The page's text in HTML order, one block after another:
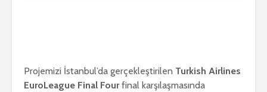
Projemizi İstanbul’da gerçekleştirilen Turkish Airlines
EuroLeague Final Fourfinal karşılaşmasında